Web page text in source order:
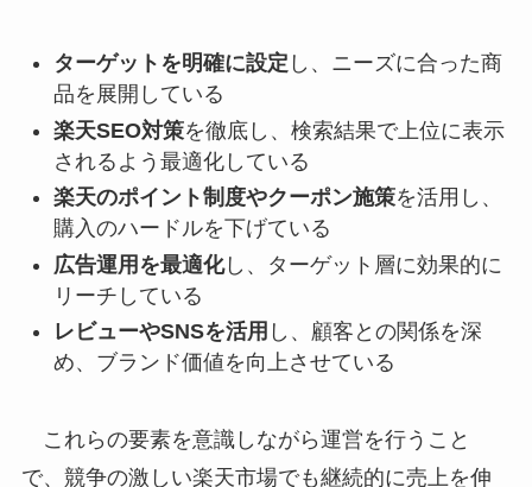
ターゲットを明確に設定 し、ニーズに合った商
品を展開している
楽天SEO対策を徹底し、検索結果で上位に表示
されるよう最適化している
楽天のポイント制度やクーポン施策を活用し、
購入のハードルを下げている
広告運用を最適化し、ターゲット層に効果的に
リーチしている
レビューやSNSを活用 し、顧客との関係を深
め、ブランド価値を向上させている
これらの要素を意識しながら運営を行うこと
で、競争の激しい楽天市場でも継続的に売上を伸